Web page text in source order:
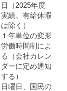
日（2025年度
実績、有給休暇
は除く）
１年単位の変形
労働時間制によ
る（会社カレン
ダーに定め通知
する）
日曜日、国民の